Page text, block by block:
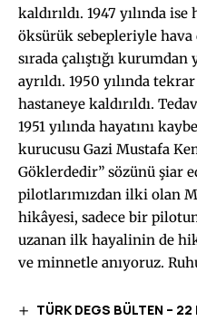
kaldırıldı. 1947 yılında
öksürük sebepleriyle
sırada çalıştığı
ayrıldı. 1950 yılında
hastaneye kaldırıldı.
1951 yılında hayatını
kurucusu Gazi Mustafa
Göklerdedir” sözünü şiar
pilotlarımızdan ilki olan
hikâyesi, sadece bir
uzanan ilk hayalinin de
ve minnetle anıyoruz.
TÜRK DEGS BÜLTEN –